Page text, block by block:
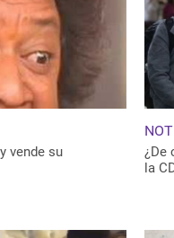
vende su
¿De
la